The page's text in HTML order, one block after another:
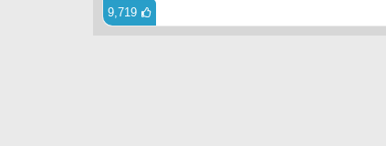
9,719